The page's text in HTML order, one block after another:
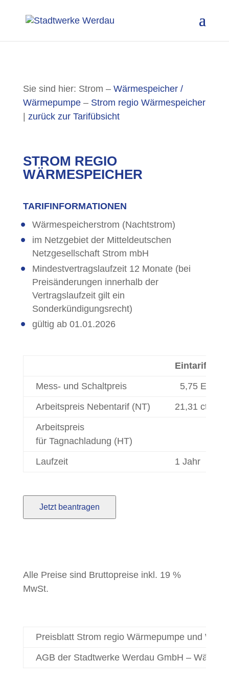
Sie sind hier: Strom – Wärmespeicher /
Wärmepumpe– Strom regio Wärmespeicher
zurück zur Tarifübsicht
STROM REGIO
WÄRMESPEICHER
TARIFINFORMATIONEN
Wärmespeicherstrom (Nachtstrom)
im Netzgebiet der Mitteldeutschen
Netzgesellschaft Strom mbH
Mindestvertragslaufzeit 12 Monate (bei
Preisänderungen innerhalb der
Vertragslaufzeit gilt ein
Sonderkündigungsrecht)
gültig ab 01.01.2026
Mess- und Schaltpreis
5,75 EUR/
Arbeitspreis Nebentarif (NT)
21,31 ct/kWh
Arbeitspreis
für Tagnachladung (HT)
Laufzeit
1 Jahr
Jetzt beantragen
Alle Preise sind Bruttopreise inkl. 19 %
MwSt.
Preisblatt Strom regio Wärmepumpe und
AGB der Stadtwerke Werdau GmbH –